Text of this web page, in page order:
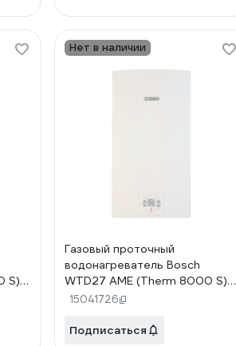
S)
Нет в наличии
Газовый проточный
водонагреватель Bosch
WTD27 AME (Therm 8000 S)
6720646303
15041726
Подписаться